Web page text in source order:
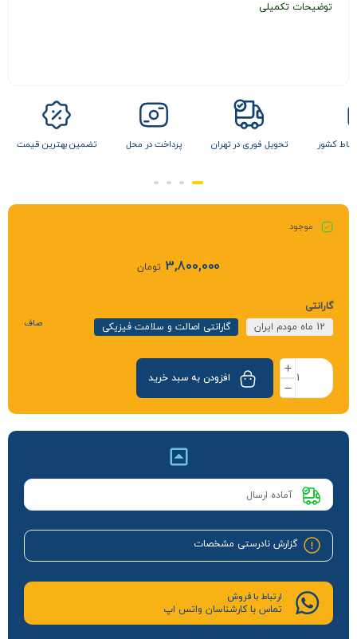
توضیحات تکمیلی
نقاط کشور تحویل فوری در تهران پرداخت در محل تضمین بهترین قیمت
موجود
3,800,000 تومان
گارانتی
12 ماه مودم ایران
گارانتی اصالت و سلامت فیزیکی صاف
افزودن به سبد خرید
آماده ارسال
گزارش نادرستی مشخصات
ارتباط با فروش
تماس با کارشناسان واتس اپ